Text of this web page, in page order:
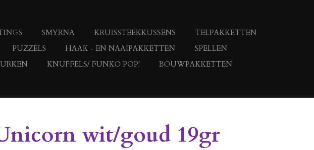
SMYRNA KRUISSTEEKKUSSENS
TELPAKKETTEN
PUZZELS HAAK - EN NAAIPAKKETTEN
SPELLEN
KNUFFELS/ FUNKO POP!
BOUWPAKKETTEN
wit/goud 19gr